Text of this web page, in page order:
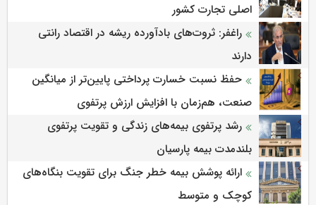
اصلی تجارت کشور
راغفر: ثروت‌های بادآورده ریشه در اقتصاد رانتی
دارند
حفظ نسبت خسارت پرداختی پایین‌تر از میانگین
صنعت، هم‌زمان با افزایش ارزش پرتفوی
رشد پرتفوی بیمه‌های زندگی و تقویت پرتفوی
بلندمدت بیمه پارسیان
ارائه پوشش بیمه خطر جنگ برای تقویت بنگاه‌های
کوچک و متوسط